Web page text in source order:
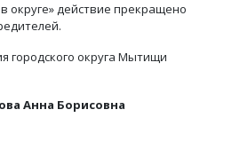
округе» действие прекращено
городского округа Мытищи
Анна Борисовна